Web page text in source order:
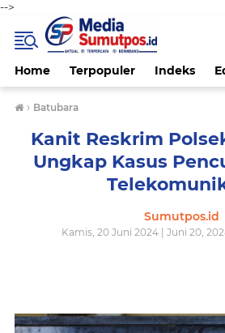
-->
Home Terpopuler Indeks
› Batubara
Kanit Reskrim
Ungkap Kasus
Sumutpos.id
Kamis, 20 Juni 2024 | Juni 20,